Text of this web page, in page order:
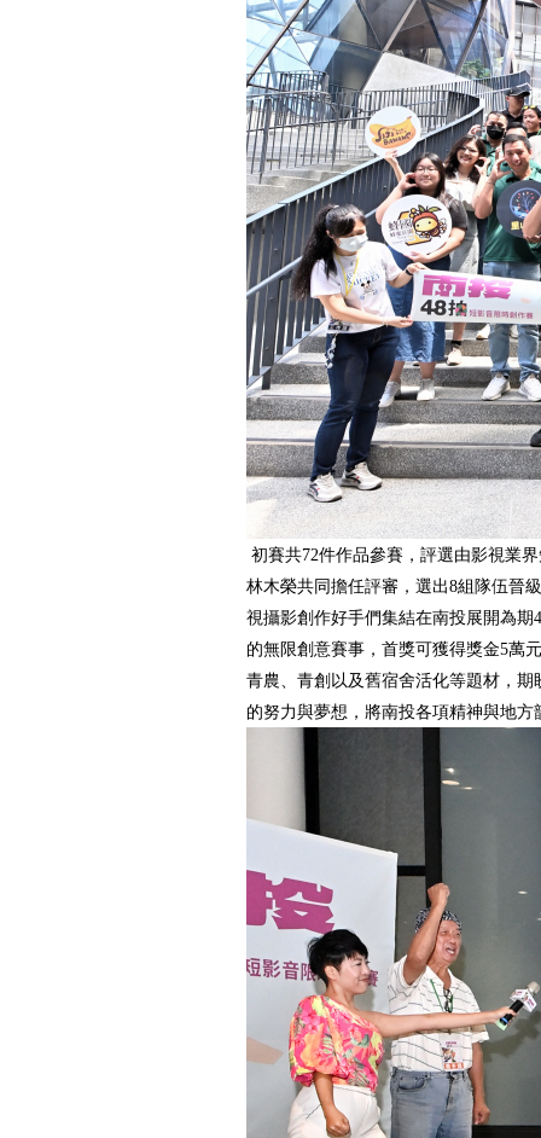
初賽共72件作品參賽，評選由影視業
林木榮共同擔任評審，選出8組隊伍晉
視攝影創作好手們集結在南投展開為期
的無限創意賽事，首獎可獲得獎金5萬
青農、青創以及舊宿舍活化等題材，
的努力與夢想，將南投各項精神與地方